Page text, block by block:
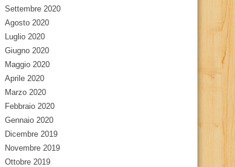
Settembre 2020
Agosto 2020
Luglio 2020
Giugno 2020
Maggio 2020
Aprile 2020
Marzo 2020
Febbraio 2020
Gennaio 2020
Dicembre 2019
Novembre 2019
Ottobre 2019